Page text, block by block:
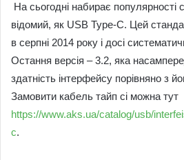
На сьогодні набирає популярності
відомий, як USB Type-C. Цей
в серпні 2014 року і досі
Остання версія – 3.2, яка
здатність інтерфейсу порівняно з
Замовити кабель тайп сi можна тут
https://www.aks.ua/catalog/usb/
c.